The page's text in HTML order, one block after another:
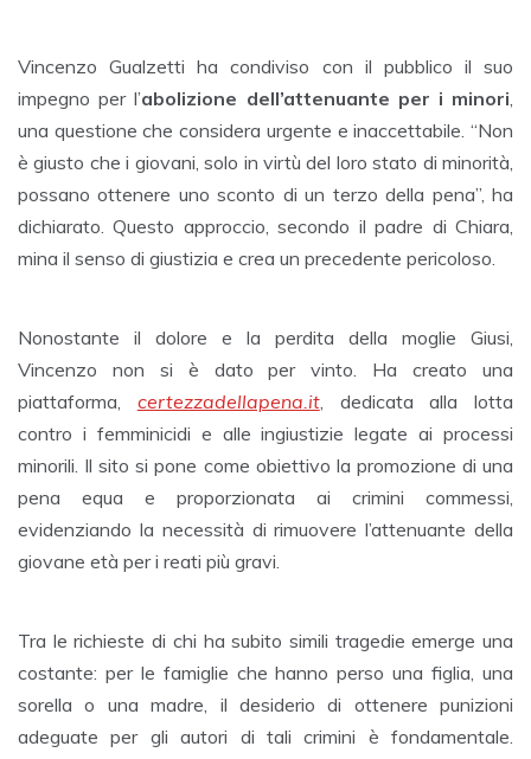
Vincenzo Gualzetti ha condiviso con il pubblico il suo
impegno per l’abolizione dell’attenuante per i minori
una questione che considera urgente e inaccettabile. “Non
è giusto che i giovani, solo in virtù del loro stato di minorità,
possano ottenere uno sconto di un terzo della pena”, ha
dichiarato. Questo approccio, secondo il padre di Chiara,
mina il senso di giustizia e crea un precedente pericoloso.
Nonostante il dolore e la perdita della moglie Giusi,
Vincenzo non si è dato per vinto. Ha creato una
piattaforma, certezzadellapena.it, dedicata alla lotta
contro i femminicidi e alle ingiustizie legate ai processi
minorili. Il sito si pone come obiettivo la promozione di una
pena equa e proporzionata ai crimini commessi,
evidenziando la necessità di rimuovere l’attenuante della
giovane età per i reati più gravi.
Tra le richieste di chi ha subito simili tragedie emerge una
costante: per le famiglie che hanno perso una figlia, una
sorella o una madre, il desiderio di ottenere punizioni
adeguate per gli autori di tali crimini è fondamentale.